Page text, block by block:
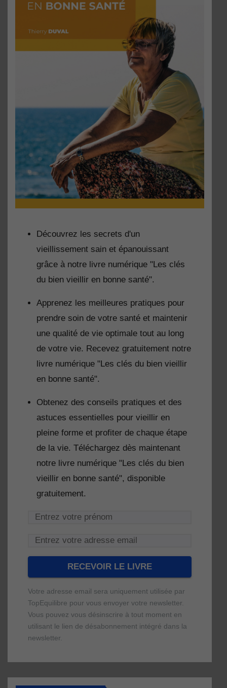
Découvrez les secrets d'un
vieillissement sain et épanouissant
grâce à notre livre numérique "Les clés
du bien vieillir en bonne santé".
Apprenez les meilleures pratiques pour
prendre soin de votre santé et maintenir
une qualité de vie optimale tout au long
de votre vie. Recevez gratuitement notre
livre numérique "Les clés du bien vieillir
en bonne santé".
Obtenez des conseils pratiques et des
astuces essentielles pour vieillir en
pleine forme et profiter de chaque étape
de la vie. Téléchargez dès maintenant
notre livre numérique "Les clés du bien
vieillir en bonne santé", disponible
gratuitement.
Votre adresse email sera uniquement utilisée par
TopEquilibre pour vous envoyer votre newsletter.
Vous pouvez vous désinscrire à tout moment en
utilisant le lien de désabonnement intégré dans la
newsletter.